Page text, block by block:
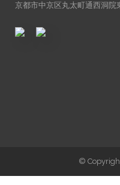
京都市中京区丸太町通西洞院
©